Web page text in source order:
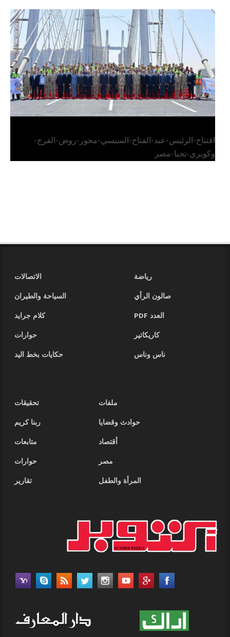
الرئيس عبد الفتاح السيسي يفتتح محور روض الفرج
وكوبري تحيا مصر
افتتاح-الرئيس-عبد-الفتاح-السيسي-محور-روض-الفرج-
وكوبري-تحيا-مصر
رياضة
الاتصالات
صالون الرأي
السياحة والطيران
العدد PDF
كلام جرايد
كاريكاتير
حوارات
ناس وناس
حكايات بخط اليد
ملفات
تحقيقات
حوادث وقضايا
ربنا كريم
أقتصاد
متابعات
مصر
حوارات
المرأة والطفل
تقارير